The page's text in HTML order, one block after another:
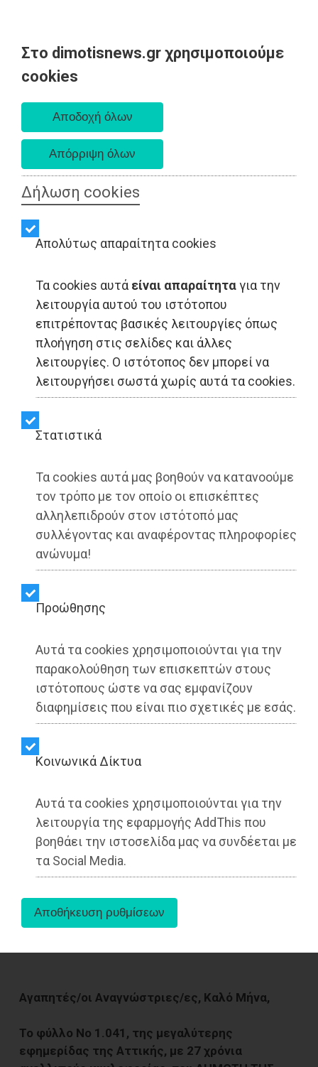
Στο dimotisnews.gr χρησιμοποιούμε
cookies
Δήλωση cookies
Απολύτως απαραίτητα cookies
Τα cookies αυτά είναι απαραίτηταγια την
λειτουργία αυτού του ιστότοπου
επιτρέποντας βασικές λειτουργίες όπως
πλοήγηση στις σελίδες και άλλες
λειτουργίες. Ο ιστότοπος δεν μπορεί να
λειτουργήσει σωστά χωρίς αυτά τα cookies.
Στατιστικά
Τα cookies αυτά μας βοηθούν να κατανοούμε
τον τρόπο με τον οποίο οι επισκέπτες
αλληλεπιδρούν στον ιστότοπό μας
συλλέγοντας και αναφέροντας πληροφορίες
ανώνυμα!
Προώθησης
Αυτά τα cookies χρησιμοποιούνται για την
παρακολούθηση των επισκεπτών στους
ιστότοπους ώστε να σας εμφανίζουν
διαφημίσεις που είναι πιο σχετικές με εσάς.
Kοινωνικά Δίκτυα
Αυτά τα cookies χρησιμοποιούνται για την
λειτουργία της εφαρμογής AddThis που
βοηθάει την ιστοσελίδα μας να συνδέεται με
τα Social Media.
ΕΙΔΗΣΕΙΣ - Αττική
Την Παρασκευή 22
Αυγούστου κυκλοφορεί ο
ΑΤΤΙΚΗΣ
Share:
▶️ Ακούστε το κείμενο
Αγαπητές/οι Αναγνώστριες/ες, Καλό Μήνα,
To φύλλο Νο 1.041, της μεγαλύτερης
εφημερίδας της Αττικής, με 27 χρόνια